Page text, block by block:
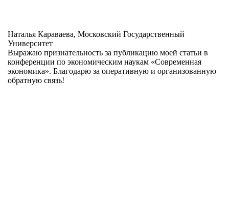
Наталья Караваева, Московский Государственный
Университет
Выражаю признательность за публикацию моей статьи в
конференции по экономическим наукам «Современная
экономика». Благодарю за оперативную и организованную
обратную связь!